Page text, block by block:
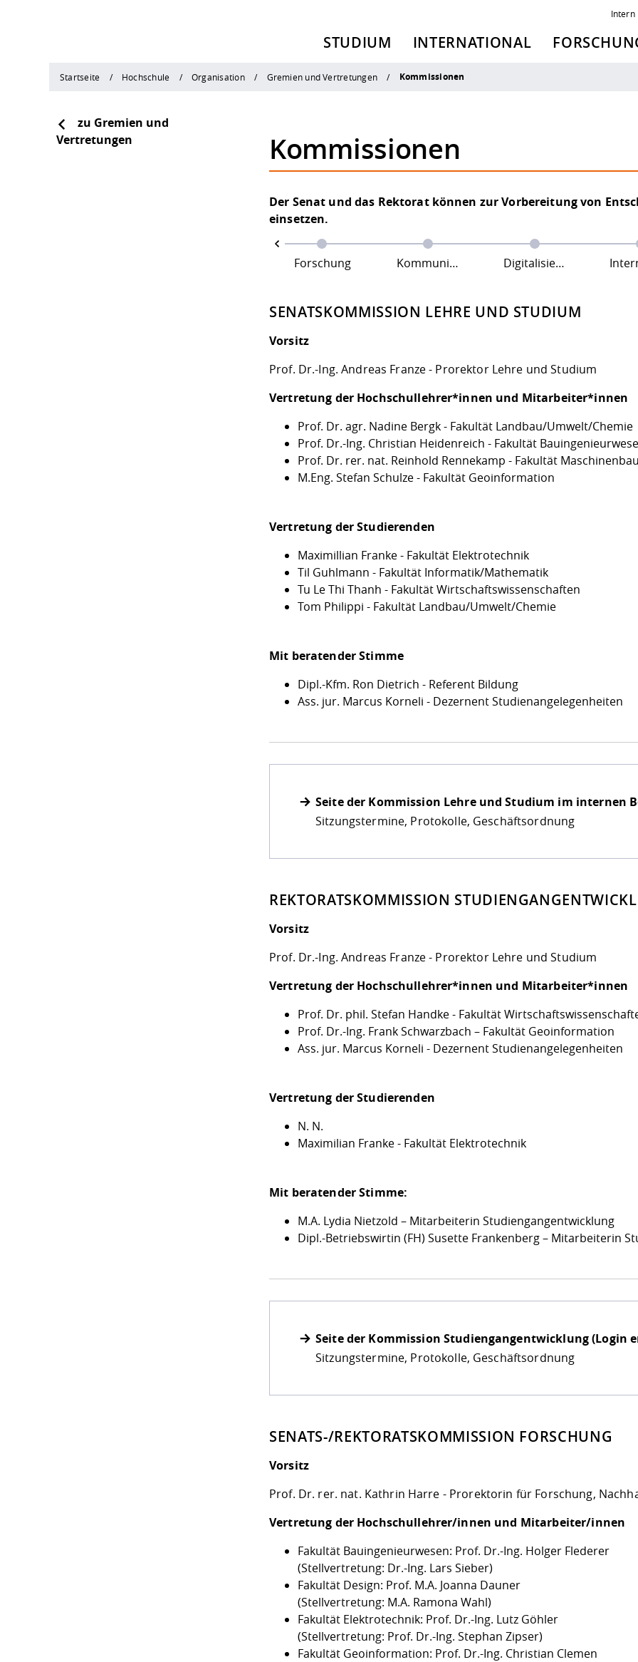
Intern
STUDIUM INTERNATIONAL
Startseite Hochschule Organisation Gremien und Vertretungen Kommissionen
zu Gremien und
Vertretungen
Kommissionen
Der Senat und das Rektorat können zur Vorbereitung von
einsetzen.
Forschung Kommunikation Digitalisierung
SENATSKOMMISSION LEHRE UND STUDIUM
Vorsitz
Prof. Dr.-Ing. Andreas Franze - Prorektor Lehre und Studium
Vertretung der Hochschullehrer*innen und Mitarbeiter*innen
Prof. Dr. agr. Nadine Bergk - Fakultät Landbau/Umwelt/Chemie
Prof. Dr.-Ing. Christian Heidenreich - Fakultät
Prof. Dr. rer. nat. Reinhold Rennekamp - Fakultät Maschinenbau
M.Eng. Stefan Schulze - Fakultät Geoinformation
Vertretung der Studierenden
Maximillian Franke - Fakultät Elektrotechnik
Til Guhlmann - Fakultät Informatik/Mathematik
Tu Le Thi Thanh - Fakultät Wirtschaftswissenschaften
Tom Philippi - Fakultät Landbau/Umwelt/Chemie
Mit beratender Stimme
Dipl.-Kfm. Ron Dietrich - Referent Bildung
Ass. jur. Marcus Korneli - Dezernent Studienangelegenheiten
Seite der Kommission Lehre und Studium im internen
Sitzungstermine, Protokolle, Geschäftsordnung
REKTORATSKOMMISSION
Vorsitz
Prof. Dr.-Ing. Andreas Franze - Prorektor Lehre und Studium
Vertretung der Hochschullehrer*innen und Mitarbeiter*innen
Prof. Dr. phil. Stefan Handke - Fakultät
Prof. Dr.-Ing. Frank Schwarzbach – Fakultät Geoinformation
Ass. jur. Marcus Korneli - Dezernent Studienangelegenheiten
Vertretung der Studierenden
N. N.
Maximilian Franke - Fakultät Elektrotechnik
Mit beratender Stimme:
M.A. Lydia Nietzold – Mitarbeiterin Studiengangentwicklung
Dipl.-Betriebswirtin (FH) Susette Frankenberg – Mitarbeiterin
Seite der Kommission Studiengangentwicklung (Login
Sitzungstermine, Protokolle, Geschäftsordnung
SENATS-/REKTORATSKOMMISSION FORSCHUNG
Vorsitz
Prof. Dr. rer. nat. Kathrin Harre - Prorektorin für Forschung,
Vertretung der Hochschullehrer/innen und Mitarbeiter/innen
Fakultät Bauingenieurwesen: Prof. Dr.-Ing. Holger Flederer
(Stellvertretung: Dr.-Ing. Lars Sieber)
Fakultät Design: Prof. M.A. Joanna Dauner
(Stellvertretung: M.A. Ramona Wahl)
Fakultät Elektrotechnik: Prof. Dr.-Ing. Lutz Göhler
(Stellvertretung: Prof. Dr.-Ing. Stephan Zipser)
Fakultät Geoinformation: Prof. Dr.-Ing. Christian Clemen